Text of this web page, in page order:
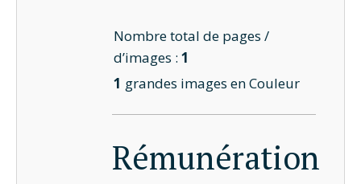
Nombre total de pages /
d’images :1
1 grandes images en Couleur
Rémunération